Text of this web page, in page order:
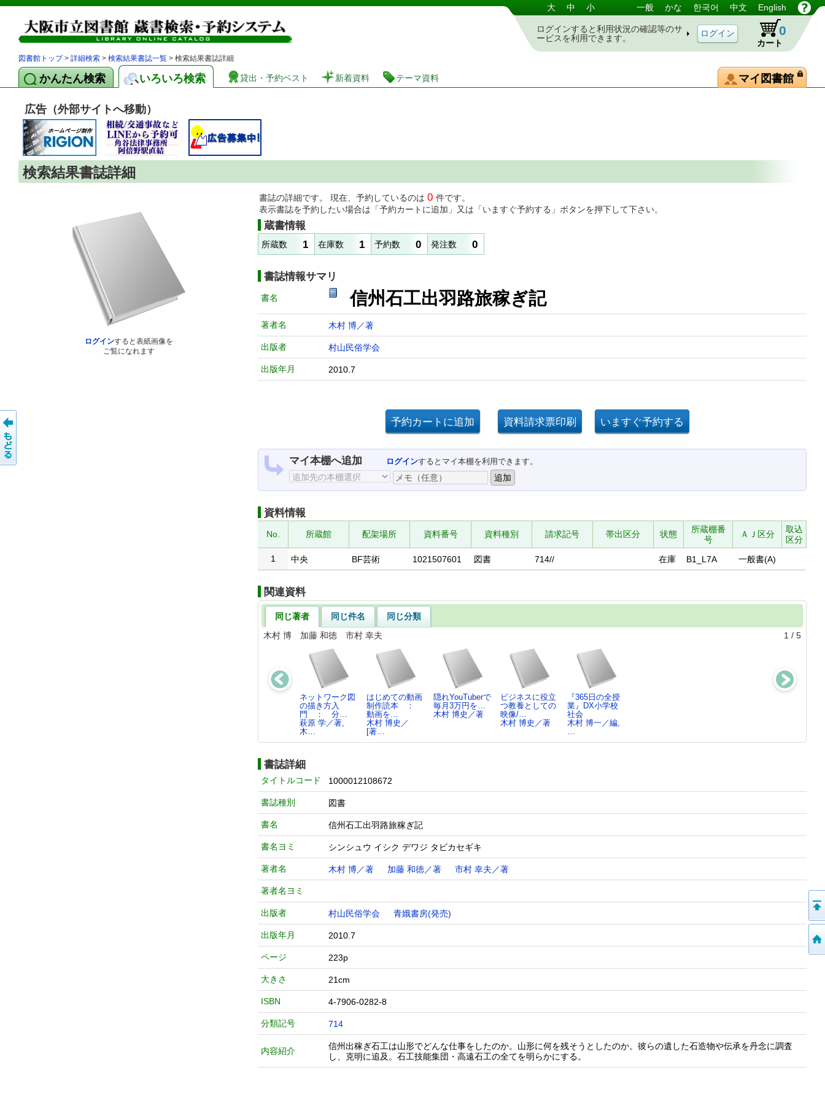
図書館 蔵書検索・予約システム 大 中 小 一般 かな 한국어 中文 English
ログインすると利用状況の確認等のサ
ービスを利用できます。
カート
0
図書館トップ> 詳細検索 > 検索結果書誌一覧 > 検索結果書誌詳細
かんたん検索 いろいろ検索 貸出・予約ベスト 新着資料 テーマ資料 マイ図書館
広告（外部サイトへ移動）
検索結果書誌詳細
ログインすると表紙画像を
ご覧になれます
書誌の詳細です。 現在、予約しているのは 0 件です。
表示書誌を予約したい場合は「予約カートに追加」又は「いますぐ予約する」ボタンを押下して下さい。
蔵書情報
所蔵数 1 在庫数 1 予約数 0 発注数 0
書誌情報サマリ
書名 信州石工出羽路旅稼ぎ記
著者名 木村 博／著
出版者 村山民俗学会
出版年月 2010.7
マイ本棚へ追加 ログインするとマイ本棚を利用できます。
資料情報
No. 所蔵館 配架場所 資料番号 資料種別 請求記号 帯出区分 状態
所蔵棚番
号
ＡＪ区分
取込
区分
1
中央 BF芸術 1021507601 図書 714// 在庫 B1_L7A 一般書(A)
関連資料
同じ著者 同じ件名
同じ分類
木村 博 加藤 和徳 市村 幸夫
1 / 5
ネットワーク図
の描き方入
門 ： 分…
萩原 学／著,
木…
はじめての動画
制作読本 ：
動画を…
木村 博史／
[著…
隠れYouTuberで
毎月3万円を…
木村 博史／著
ビジネスに役立
つ教養としての
映像/…
木村 博史／著
『365日の全授
業』DX小学校
社会
木村 博一／編,
…
書誌詳細
タイトルコード 1000012108672
書誌種別 図書
書名 信州石工出羽路旅稼ぎ記
書名ヨミ シンシュウ イシク デワジ タビカセギキ
著者名 木村 博／著 加藤 和徳／著 市村 幸夫／著
著者名ヨミ
出版者 村山民俗学会 青娥書房(発売)
出版年月 2010.7
ページ 223p
大きさ 21cm
ISBN 4-7906-0282-8
分類記号 714
内容紹介
信州出稼ぎ石工は山形でどんな仕事をしたのか。山形に何を残そうとしたのか。彼らの遺した石造物や伝承を丹念に調査
し、克明に追及。石工技能集団・高遠石工の全てを明らかにする。